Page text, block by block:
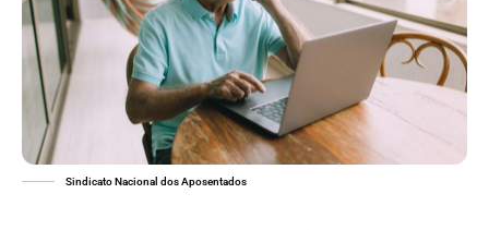
Sindicato Nacional dos Aposentados